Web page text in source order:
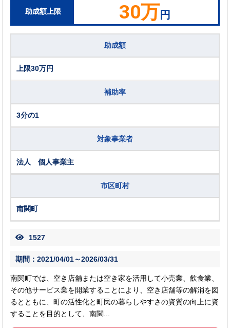
助成額上限 30万円
助成額
上限30万円
補助率
3分の1
対象事業者
法人 個人事業主
市区町村
南関町
1527
期間：2021/04/01～2026/03/31
南関町では、空き店舗または空き家を活用して小売業、飲食業、
その他サービス業を開業することにより、空き店舗等の解消を図
るとともに、町の活性化と町民の暮らしやすさの資質の向上に資
することを目的として、南関...